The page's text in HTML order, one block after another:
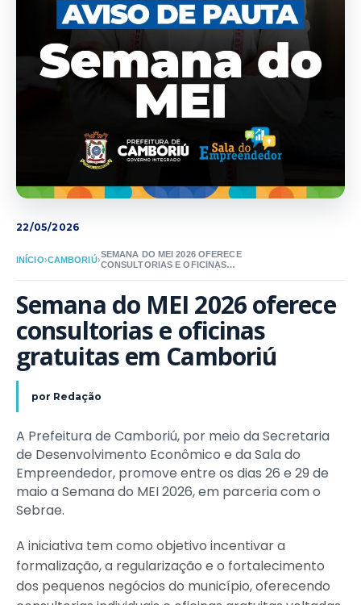
22/05/2026
INÍCIO›CAMBORIÚ›
SEMANA DO MEI 2026 OFERECE
CONSULTORIAS E OFICINAS
Semana do MEI 2026 oferece
consultorias e oficinas
gratuitas em Camboriú
por Redação
A Prefeitura de Camboriú, por meio da Secretaria
de Desenvolvimento Econômico e da Sala do
Empreendedor, promove entre os dias 26 e 29 de
maio a Semana do MEI 2026, em parceria com o
Sebrae.
A iniciativa tem como objetivo incentivar a
formalização, a regularização e o fortalecimento
dos pequenos negócios do município, oferecendo